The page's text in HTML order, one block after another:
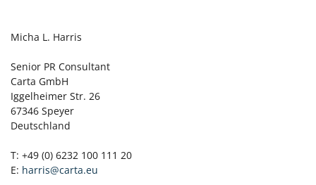
Micha L. Harris
Senior PR Consultant
Carta GmbH
Iggelheimer Str. 26
67346 Speyer
Deutschland
T: +49 (0) 6232 100 111 20
E: harris@carta.eu